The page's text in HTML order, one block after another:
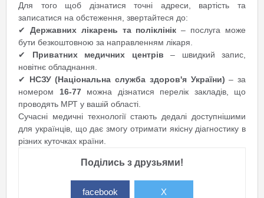
Для того щоб дізнатися точні адреси, вартість та
записатися на обстеження, звертайтеся до:
✔ Державних лікарень та поліклінік – послуга може
бути безкоштовною за направленням лікаря.
✔ Приватних медичних центрів – швидкий запис,
новітнє обладнання.
✔ НСЗУ (Національна служба здоров'я України) – за
номером 16-77можна дізнатися перелік закладів, що
проводять МРТ у вашій області.
Сучасні медичні технології стають дедалі доступнішими
для українців, що дає змогу отримати якісну діагностику в
різних куточках країни.
Поділись з друзьями!
facebook X